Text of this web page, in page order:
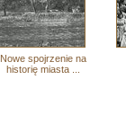
Nowe spojrzenie na
historię miasta ...